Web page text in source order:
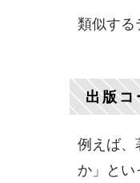
類似する
出版コ
例えば、
か」とい